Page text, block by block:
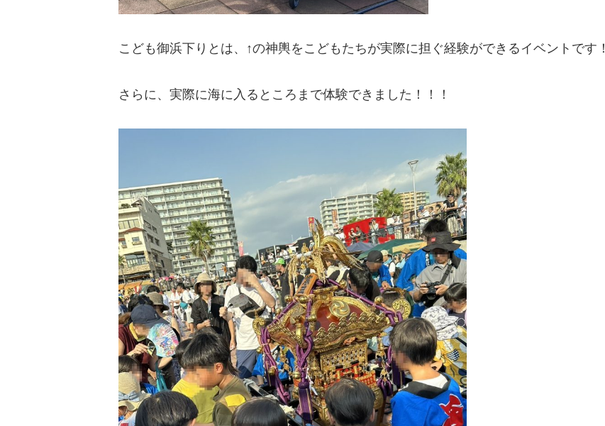
こども御浜下りとは、↑の神輿をこどもたちが実際に担ぐ経験ができるイベントです！
さらに、実際に海に入るところまで体験できました！！！